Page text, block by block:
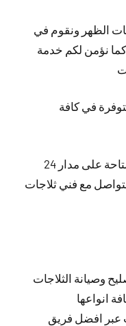
الظهر ونقوم في
كما نؤمن لكم خدمة
في كافة
نعم خدمة فني صيانة ثلاجات الظهر متاحة على مدار 24
مع فني ثلاجات
وصيانة الثلاجات
انواعها
عبر افضل فريق